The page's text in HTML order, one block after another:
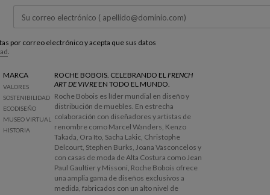
Versatilidad absoluta para comedores contemporáneos
taburetes para barras de cocina o refinados bancos de comedor
compactas, cada modelo se adapta con fluidez a la arquitectura de
proyecto de decoración.
terciopelo sofisticado, ratán táctil o metal pulido: las materias primas se
un saber hacer artesanal de alta precisión. Fieles a nuestro compromiso
del ecodiseño, integrando la sostenibilidad en el hábitat
Personalización a medida y proyectos de interiorismo
colores y acabados idóneos para integrar cada pieza de forma
por correo electrónico y acepta que sus datos
.
MARCA
VALORES
SOSTENIBILIDAD
ECODISEÑO
MUSEO VIRTUAL
HISTORIA
ROCHE BOBOIS. CELEBRANDO ELFRENCH
ART DE VIVREEN TODO EL MUNDO.
Roche Bobois es líder mundial en diseño y
distribución de muebles. En estrecha
colaboración con diseñadores y artistas de
renombre como Marcel Wanders, Kenzo
Takada, Ora Ito, Sacha Lakic, Christophe
Delcourt, Stephen Burks, Joana Vasconcelos y
con casas de moda de Alta Costura como Jean
Paul Gaultier y Missoni, Roche Bobois ofrece
una amplia gama de diseños exclusivos a
medida, fabricados con un alto nivel de